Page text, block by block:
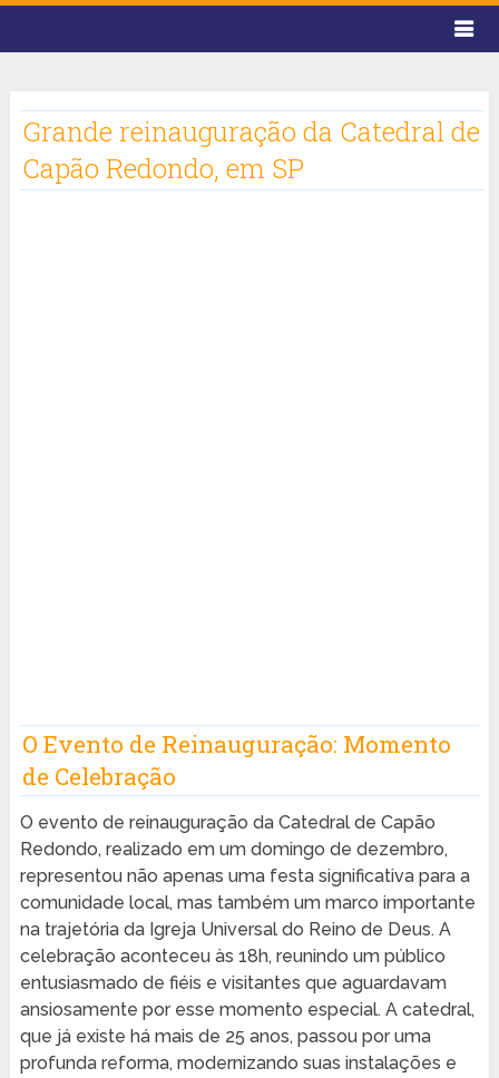
Grande reinauguração da Catedral de
Capão Redondo, em SP
O Evento de Reinauguração: Momento
de Celebração
O evento de reinauguração da Catedral de Capão
Redondo, realizado em um domingo de dezembro,
representou não apenas uma festa significativa para a
comunidade local, mas também um marco importante
na trajetória da Igreja Universal do Reino de Deus. A
celebração aconteceu às 18h, reunindo um público
entusiasmado de fiéis e visitantes que aguardavam
ansiosamente por esse momento especial. A catedral,
que já existe há mais de 25 anos, passou por uma
profunda reforma, modernizando suas instalações e